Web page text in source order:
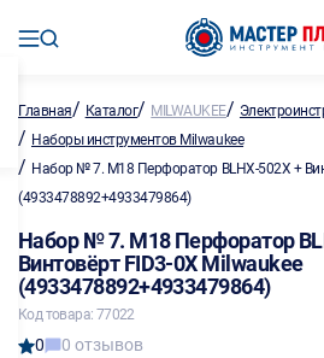
Главная/ Каталог/ MILWAUKEE/
/ Наборы инструментов Milwaukee
/ Набор № 7. M18 Перфоратор BLHX-502X +
(4933478892+4933479864)
Набор № 7. M18 Перфоратор
Винтовёрт FID3-0X Milwaukee
(4933478892+4933479864)
Код товара: 77022
0 0 отзывов